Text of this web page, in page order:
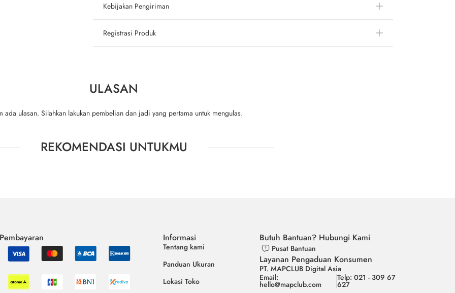
Kebijakan Pengiriman
Registrasi Produk
ULASAN
ada ulasan. Silahkan lakukan pembelian dan jadi yang pertama untuk mengulas.
REKOMENDASI UNTUKMU
Informasi
Tentang kami
Panduan Ukuran
Lokasi Toko
Butuh Bantuan? Hubungi Kami
Pusat Bantuan
Layanan Pengaduan Konsumen
PT. MAPCLUB Digital Asia
Email:
hello@mapclub.com
Telp: 021 - 309 67
627